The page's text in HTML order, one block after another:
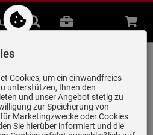
Suche
B2B Beratung
Eck Ivory - 6708 02
6708 02 FU |
Cookies, um ein einwandfreies
unterstützen, Ihnen den
und unser Angebot stetig zu
zur Speicherung von
Marketingzwecke oder Cookies
Sie hierüber informiert und die